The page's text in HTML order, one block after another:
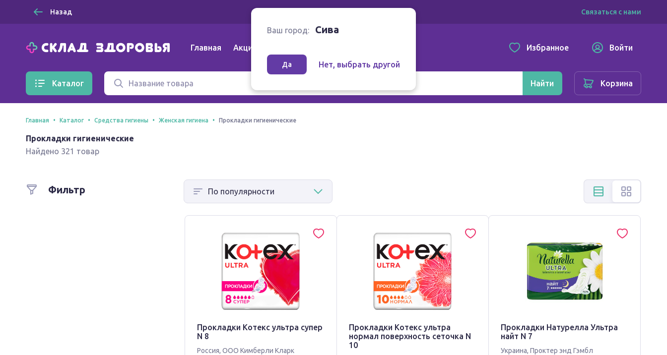
Назад Связаться с нами
Главная Акции Избранное Войти
Каталог Найти Корзина
Ваш город: Сива
Да Нет, выбрать другой
Главная Каталог Средства гигиены Женская гигиена Прокладки гигиенические
Прокладки гигиенические
Найдено 321 товар
Фильтр
Прокладки Котекс ультра супер
N 8
Россия, ООО Кимберли Кларк
Прокладки Котекс ультра
нормал поверхность сеточка N
10
Прокладки Натурелла Ультра
найт N 7
Украина,Проктер энд Гэмбл